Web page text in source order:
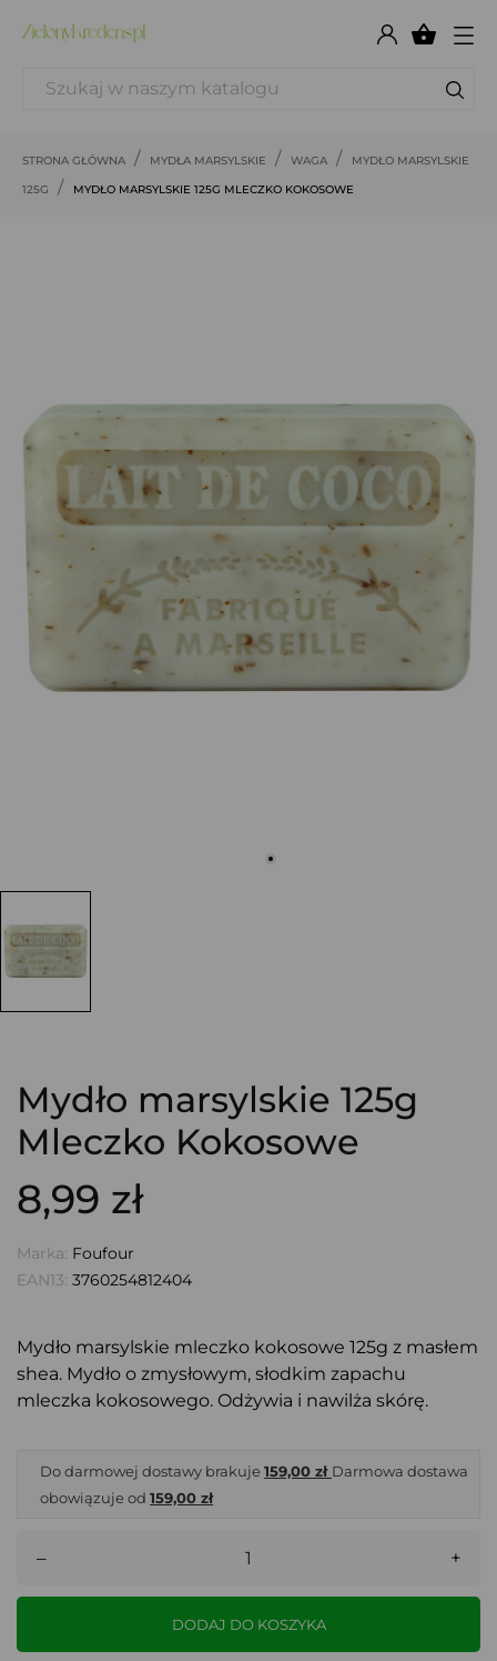

STRONA GŁÓWNA MYDŁA MARSYLSKIE WAGA
MYDŁO MARSYLSKIE
125G
MYDŁO MARSYLSKIE 125G MLECZKO KOKOSOWE
Mydło marsylskie 125g
Mleczko Kokosowe
8,99 zł
Marka: Foufour
EAN13: 3760254812404
Mydło marsylskie mleczko kokosowe 125g z masłem
shea. Mydło o zmysłowym, słodkim zapachu
mleczka kokosowego. Odżywia i nawilża skórę.
Do darmowej dostawy brakuje 159,00 zł Darmowa dostawa
obowiązuje od 159,00 zł
– +
DODAJ DO KOSZYKA